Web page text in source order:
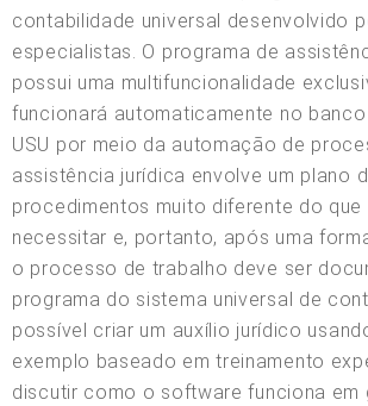
contabilidade universal desenvolvido
especialistas. O programa de
possui uma multifuncionalidade
funcionará automaticamente no
USU por meio da automação de
assistência jurídica envolve um plano
procedimentos muito diferente do
necessitar e, portanto, após uma
o processo de trabalho deve ser
programa do sistema universal de
possível criar um auxílio jurídico
exemplo baseado em treinamento
discutir como o software funciona em